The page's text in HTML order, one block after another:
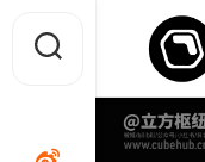
content